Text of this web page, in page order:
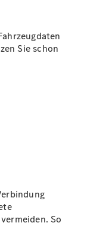
Sie schon
So